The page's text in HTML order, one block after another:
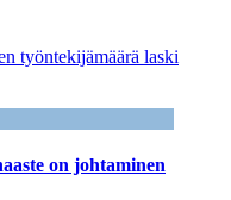
työntekijämäärä laski
on johtaminen